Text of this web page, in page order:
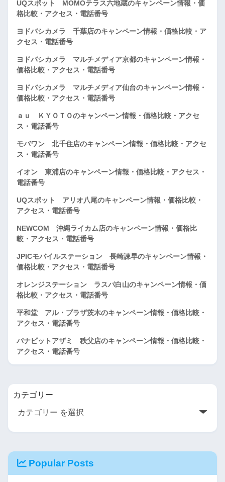
UQスポット MOMOテラス六地蔵のキャンペーン情報・価
格比較・アクセス・電話番号
ヨドバシカメラ 千葉店のキャンペーン情報・価格比較・ア
クセス・電話番号
ヨドバシカメラ マルチメディア京都のキャンペーン情報・
価格比較・アクセス・電話番号
ヨドバシカメラ マルチメディア仙台のキャンペーン情報・
価格比較・アクセス・電話番号
ａｕ ＫＹＯＴＯのキャンペーン情報・価格比較・アクセ
ス・電話番号
モバワン 北千住店のキャンペーン情報・価格比較・アクセ
ス・電話番号
イオン 東浦店のキャンペーン情報・価格比較・アクセス・
電話番号
UQスポット アリオ八尾のキャンペーン情報・価格比較・
アクセス・電話番号
NEWCOM 沖縄ライカム店のキャンペーン情報・価格比
較・アクセス・電話番号
JPICモバイルステーション 長崎諫早のキャンペーン情報・
価格比較・アクセス・電話番号
オレンジステーション ラスパ白山のキャンペーン情報・価
格比較・アクセス・電話番号
平和堂 アル・プラザ茨木のキャンペーン情報・価格比較・
アクセス・電話番号
パナピットアザミ 秩父店のキャンペーン情報・価格比較・
アクセス・電話番号
カテゴリー
Popular Posts